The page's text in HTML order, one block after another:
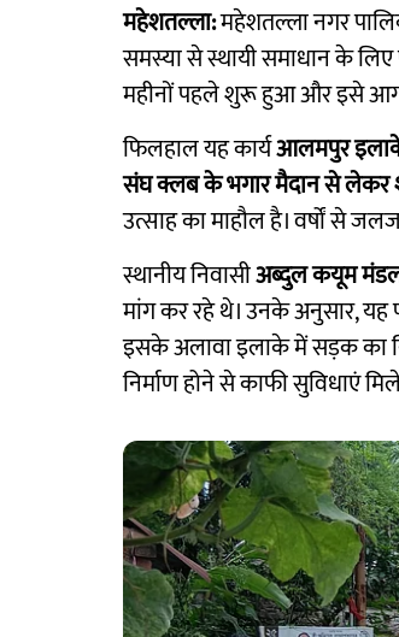
महेशतल्ला:महेशतल्ला नगर
समस्या से स्थायी समाधान के
महीनों पहले शुरू हुआ और इसे
फिलहाल यह कार्यआलमपुर
संघ क्लब के भगार मैदान से लेकर
उत्साह का माहौल है। वर्षों से
स्थानीय निवासीअब्दुल कयूम
मांग कर रहे थे। उनके अनुसार, यह
इसके अलावा इलाके में सड़क का
निर्माण होने से काफी सुविधाएं